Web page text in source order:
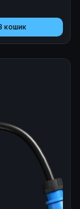
та
Octa
кошик